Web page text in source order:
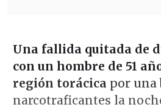
Una fallida quitada de
con un hombre de 51
región torácica por una
narcotraficantes la